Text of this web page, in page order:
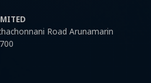
Road Arunamarin